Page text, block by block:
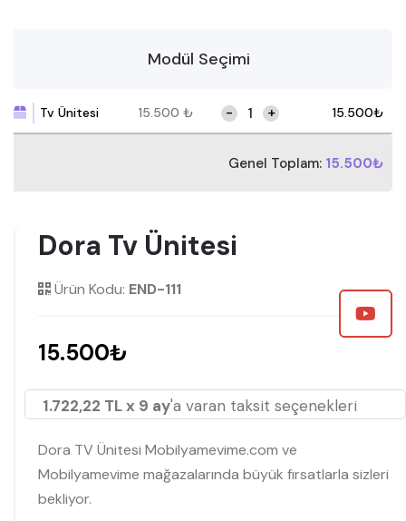
Modül Seçimi
Tv Ünitesi 15.500 ₺ - + 15.500₺
Genel Toplam: 15.500₺
Dora Tv Ünitesi
Ürün Kodu: END-111
15.500₺
1.722,22 TL x 9 ay'a varan taksit seçenekleri
Dora TV Ünitesi Mobilyamevime.com ve
Mobilyamevime mağazalarında büyük fırsatlarla sizleri
bekliyor.